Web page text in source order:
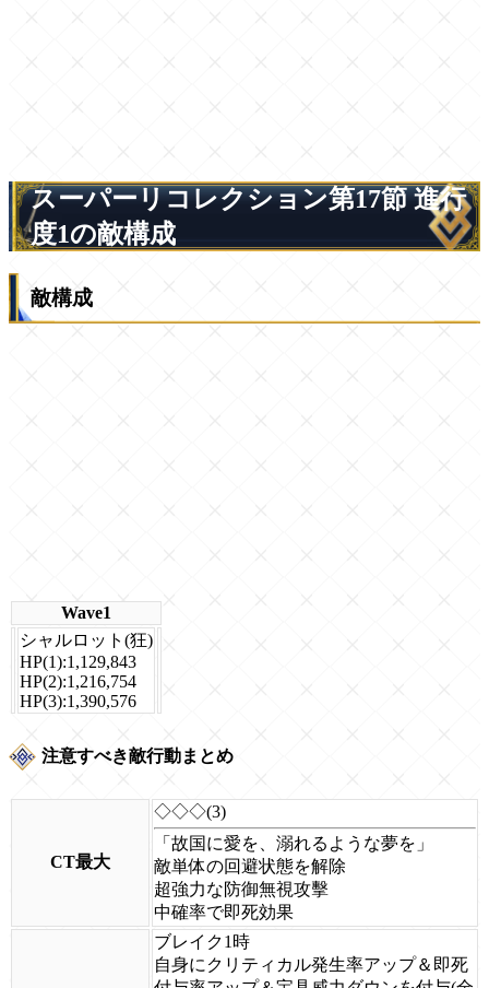
スーパーリコレクション第17節 進行
度1の敵構成
敵構成
Wave1
シャルロット(狂)
HP(1):1,129,843
HP(2):1,216,754
HP(3):1,390,576
注意すべき敵行動まとめ
CT最大
◇◇◇(3)
「故国に愛を、溺れるような夢を」
敵単体の回避状態を解除
超強力な防御無視攻擊
中確率で即死効果
ブレイク1時
自身にクリティカル発生率アップ＆即死